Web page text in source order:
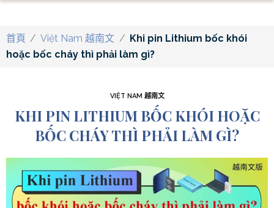
首頁 / Việt Nam 越南文 / Khi pin Lithium bốc khói
hoặc bốc cháy thì phải làm gì?
VIỆT NAM 越南文
KHI PIN LITHIUM BỐC KHÓI HOẶC
BỐC CHÁY THÌ PHẢI LÀM GÌ?